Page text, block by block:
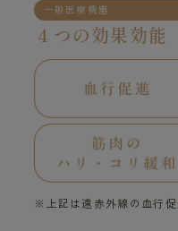
一般医療機器
４つの効果効能
※上記は遠赤外線の血行